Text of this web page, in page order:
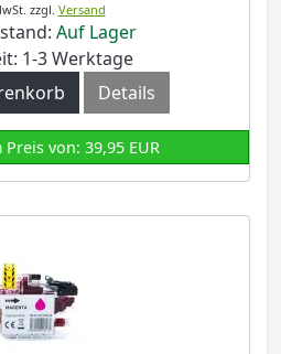
zzgl. Versand
Auf Lager
1-3 Werktage
Details
von: 39,95 EUR